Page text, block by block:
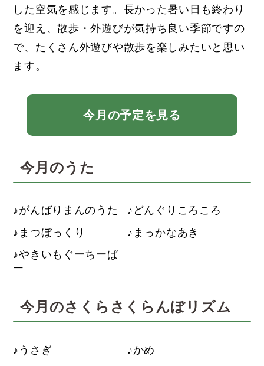
した空気を感じます。長かった暑い日も終わり
を迎え、散歩・外遊びが気持ち良い季節ですの
で、たくさん外遊びや散歩を楽しみたいと思い
ます。
今月の予定を見る
今月のうた
がんばりまんのうた
どんぐりころころ
まつぼっくり
まっかなあき
やきいもぐーちーぱ
ー
今月のさくらさくらんぼリズム
うさぎ
かめ